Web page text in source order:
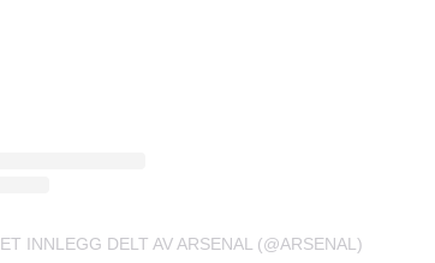
ET INNLEGG DELT AV ARSENAL (@ARSENAL)